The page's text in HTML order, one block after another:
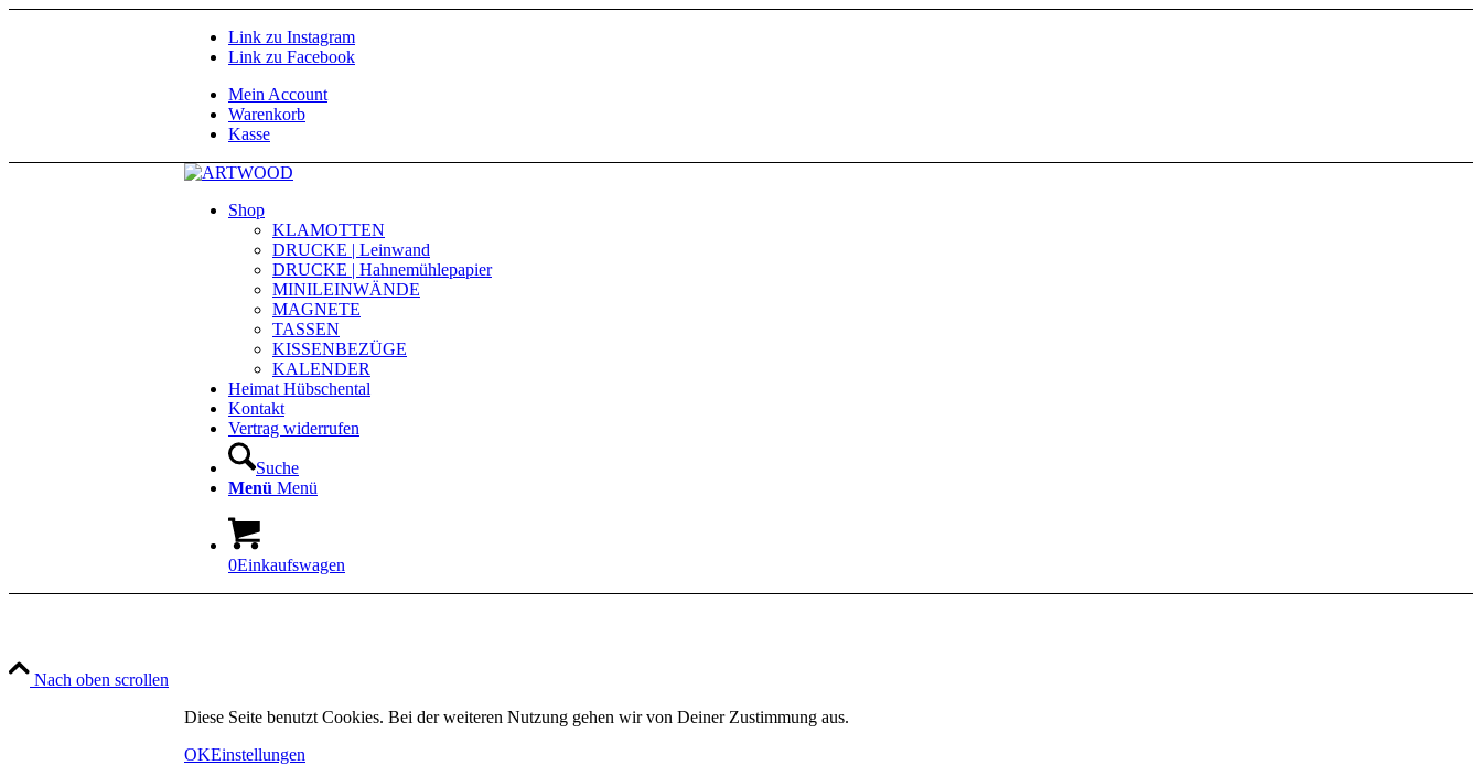
Link zu Instagram
Link zu Facebook
Mein Account
Warenkorb
Kasse
Shop
KLAMOTTEN
DRUCKE | Leinwand
DRUCKE | Hahnemühlepapier
MINILEINWÄNDE
MAGNETE
TASSEN
KISSENBEZÜGE
KALENDER
Heimat Hübschental
Kontakt
Vertrag widerrufen
Suche
Menü Menü
0Einkaufswagen
Nach oben scrollen
Diese Seite benutzt Cookies. Bei der weiteren Nutzung gehen wir von Deiner Zustimmung aus.
OKEinstellungen